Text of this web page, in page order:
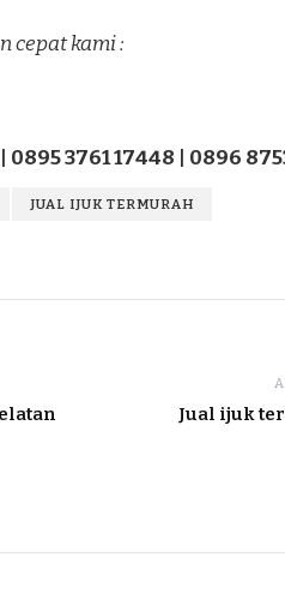
cepat kami :
0895 3761 17448 | 0896
JUAL IJUK TERMURAH
Jual ijuk